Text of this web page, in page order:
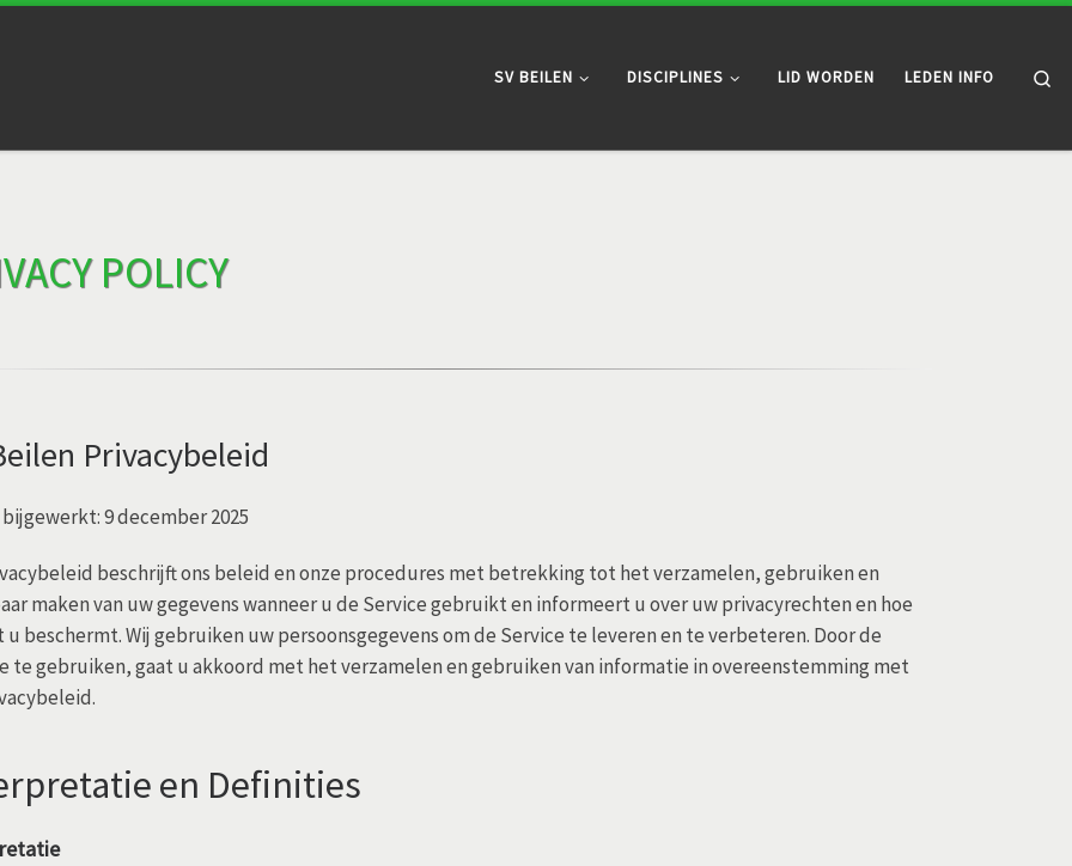
SV BEILEN DISCIPLINES LID WORDEN LEDEN INFO
POLICY
Privacybeleid
9 december 2025
beschrijft ons beleid en onze procedures met betrekking tot het verzamelen, gebruiken en
maken van uw gegevens wanneer u de Service gebruikt en informeert u over uw privacyrechten en hoe
u beschermt. Wij gebruiken uw persoonsgegevens om de Service te leveren en te verbeteren. Door de
te gebruiken, gaat u akkoord met het verzamelen en gebruiken van informatie in overeenstemming met
en Definities